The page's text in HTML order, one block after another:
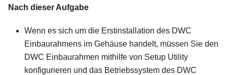
Nach dieser Aufgabe
Wenn es sich um die Erstinstallation des DWC
Einbaurahmens im Gehäuse handelt, müssen Sie den
DWC Einbaurahmen mithilfe von Setup Utility
konfigurieren und das Betriebssystem des DWC